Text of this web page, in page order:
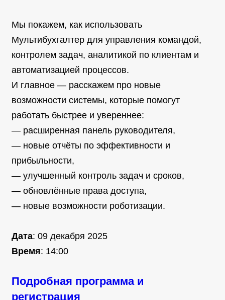
Мы покажем, как использовать
Мультибухгалтер для управления командой,
контролем задач, аналитикой по клиентам и
автоматизацией процессов.
И главное — расскажем про новые
возможности системы, которые помогут
работать быстрее и увереннее:
— расширенная панель руководителя,
— новые отчёты по эффективности и
прибыльности,
— улучшенный контроль задач и сроков,
— обновлённые права доступа,
— новые возможности роботизации.
Дата: 09 декабря 2025
Время: 14:00
Подробная программа и
регистрация